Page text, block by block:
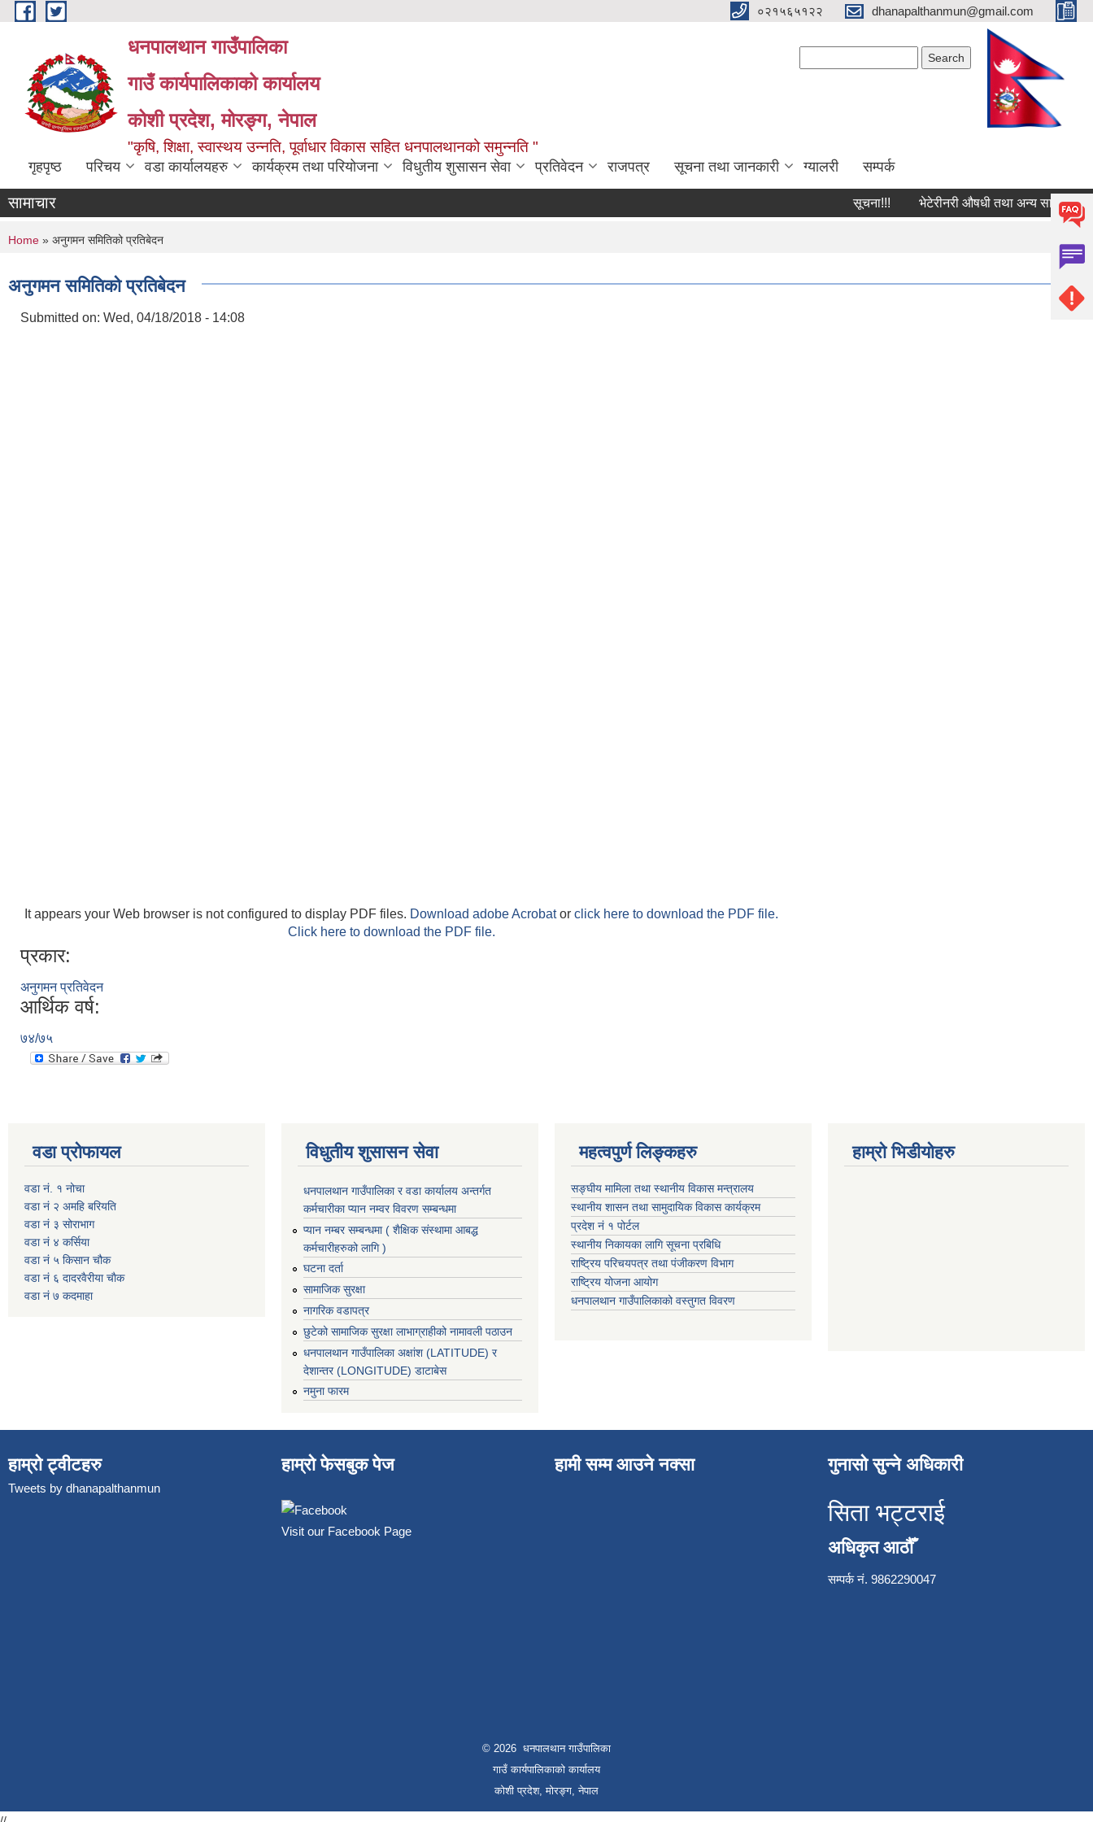
Skip to main content ०२१५६५१२२ dhanapalthanmun@gmail.com
धनपालथान गाउँपालिका
गाउँ कार्यपालिकाको कार्यालय
कोशी प्रदेश, मोरङ्ग, नेपाल
"कृषि, शिक्षा, स्वास्थय उन्नति, पूर्वाधार विकास सहित धनपालथानको समुन्नति "
गृहपृष्ठ परिचय वडा कार्यालयहरु कार्यक्रम तथा परियोजना विधुतीय शुसासन सेवा प्रतिवेदन राजपत्र सूचना तथा जानकारी ग्यालरी सम्पर्क
सामाचार सूचना!!! भेटेरीनरी औषधी तथा अन्य सामग्रीको
You are here
Home » अनुगमन समितिको प्रतिबेदन
अनुगमन समितिको प्रतिबेदन
Submitted on: Wed, 04/18/2018 - 14:08
It appears your Web browser is not configured to display PDF files. Download adobe Acrobator click here to download the PDF file.
Click here to download the PDF file.
प्रकार:
अनुगमन प्रतिवेदन
आर्थिक वर्ष:
७४/७५
वडा प्रोफायल
वडा नं. १ नोचा
वडा नं २ अमहि बरियति
वडा नं ३ सोराभाग
वडा नं ४ कर्सिया
वडा नं ५ किसान चौक
वडा नं ६ दादरवैरीया चाैक
वडा नं ७ कदमाहा
विधुतीय शुसासन सेवा
धनपालथान गाउँपालिका र वडा कार्यालय अन्तर्गत
कर्मचारीका प्यान नम्वर विवरण सम्बन्धमा
प्यान नम्बर सम्बन्धमा ( शैक्षिक संस्थामा आबद्ध
कर्मचारीहरुको लागि )
घटना दर्ता
सामाजिक सुरक्षा
नागरिक वडापत्र
छुटेको सामाजिक सुरक्षा लाभाग्राहीको नामावली पठाउन
धनपालथान गाउँपालिका अक्षांश (LATITUDE) र
देशान्तर (LONGITUDE) डाटाबेस
नमुना फारम
महत्वपुर्ण लिङ्कहरु
सङ्घीय मामिला तथा स्थानीय विकास मन्त्रालय
स्थानीय शासन तथा सामुदायिक विकास कार्यक्रम
प्रदेश नं १ पोर्टल
स्थानीय निकायका लागि सूचना प्रबिधि
राष्ट्रिय परिचयपत्र तथा पंजीकरण विभाग
राष्ट्रिय योजना आयोग
धनपालथान गाउँपालिकाको वस्तुगत विवरण
हाम्रो भिडीयोहरु
हाम्रो ट्वीटहरु
Tweets by dhanapalthanmun
हाम्रो फेसबुक पेज
Visit our Facebook Page
हामी सम्म आउने नक्सा गुनासो सुन्ने अधिकारी
सिता भट्टराई
अधिकृत आठौँ
सम्पर्क नं. 9862290047
© 2026 धनपालथान गाउँपालिका
गाउँ कार्यपालिकाको कार्यालय
कोशी प्रदेश, मोरङ्ग, नेपाल